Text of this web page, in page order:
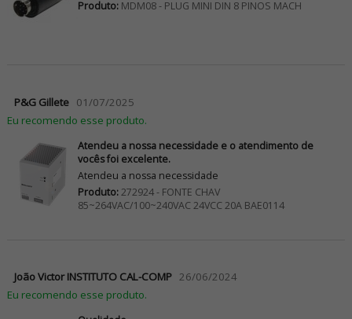
Produto:MDM08 - PLUG MINI DIN 8 PINOS MACH
P&G Gillete 01/07/2025
Eu recomendo esse produto.
Atendeu a nossa necessidade e o atendimento de
vocês foi excelente.
Atendeu a nossa necessidade
Produto:272924 - FONTE CHAV
85~264VAC/100~240VAC 24VCC 20A BAE0114
João Victor INSTITUTO CAL-COMP 26/06/2024
Eu recomendo esse produto.